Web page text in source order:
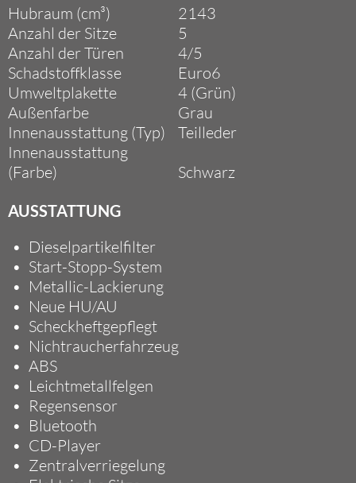
Hubraum (cm³)
2143
Anzahl der Sitze
5
Anzahl der Türen
4/5
Schadstoffklasse
Euro6
Umweltplakette
4 (Grün)
Außenfarbe
Grau
Innenausstattung (Typ)
Teilleder
Innenausstattung
(Farbe)
Schwarz
AUSSTATTUNG
Dieselpartikelfilter
Start-Stopp-System
Metallic-Lackierung
Neue HU/AU
Scheckheftgepflegt
Nichtraucherfahrzeug
ABS
Leichtmetallfelgen
Regensensor
Bluetooth
CD-Player
Zentralverriegelung